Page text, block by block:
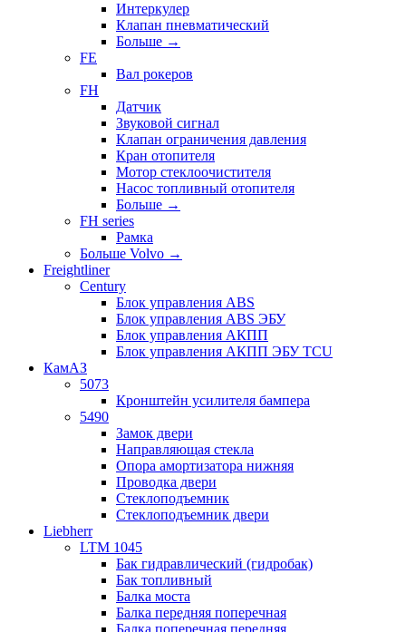
Интеркулер
Клапан пневматический
Больше →
FE
Вал рокеров
FH
Датчик
Звуковой сигнал
Клапан ограничения давления
Кран отопителя
Мотор стеклоочистителя
Насос топливный отопителя
Больше →
FH series
Рамка
Больше Volvo →
Freightliner
Century
Блок управления ABS
Блок управления ABS ЭБУ
Блок управления АКПП
Блок управления АКПП ЭБУ TCU
КамАЗ
5073
Кронштейн усилителя бампера
5490
Замок двери
Направляющая стекла
Опора амортизатора нижняя
Проводка двери
Стеклоподъемник
Стеклоподъемник двери
Liebherr
LTM 1045
Бак гидравлический (гидробак)
Бак топливный
Балка моста
Балка передняя поперечная
Балка поперечная передняя